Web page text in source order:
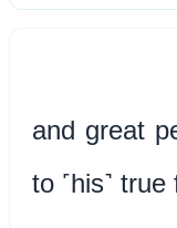
and great
to ˹his˺ true